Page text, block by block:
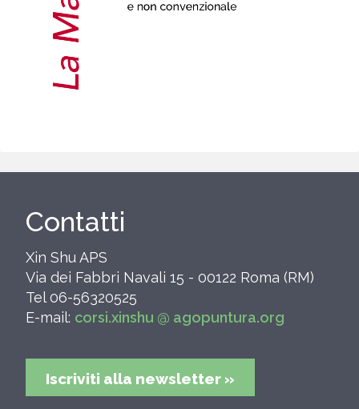
Contatti
Xin Shu APS
Via dei Fabbri Navali 15 - 00122 Roma (RM)
Tel 06-56320525
E-mail: corsi.xinshu @ agopuntura.org
Iscriviti alla newsletter »